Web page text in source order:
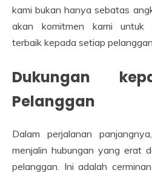
kami bukan hanya sebatas
akan komitmen kami untuk
terbaik kepada setiap pelanggan.
Dukungan
Pelanggan
Dalam perjalanan
menjalin hubungan yang erat
pelanggan. Ini adalah